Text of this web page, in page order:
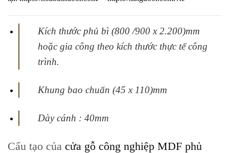
Kích thước phủ bì (800 /900 x 2.200)mm
hoặc gia công theo kích thước thực tếcông
trình.
Khung bao chuẩn (45 x 110)mm
Dày cánh : 40mm
Cấu tạo của cửa gỗ công nghiệp MDF phủ